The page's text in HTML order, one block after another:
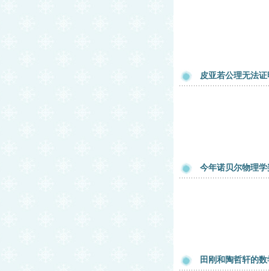
皮亚若公理无法
今年诺贝尔物理
田刚和陶哲轩的